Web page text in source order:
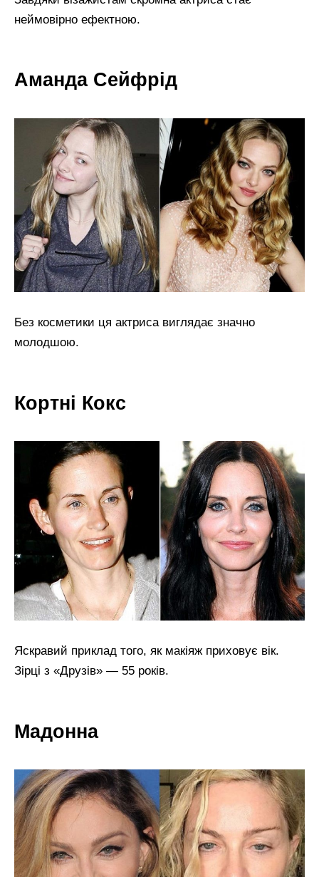
неймовірно ефектною.
Аманда Сейфрід
Без косметики ця актриса виглядає значно
молодшою.
Кортні Кокс
Яскравий приклад того, як макіяж приховує вік.
Зірці з «Друзів» — 55 років.
Мадонна